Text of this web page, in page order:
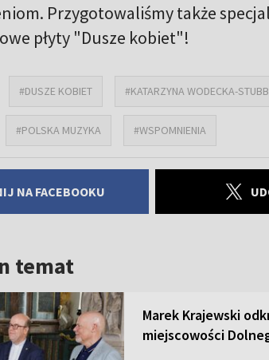
Przygotowaliśmy także
płyty "Dusze kobiet"!
#DUSZE KOBIET #KATARZYNA WODECKA-
#POLSKA MUZYKA #WSPOMNIENIA
NA FACEBOOKU
temat
Marek Krajewski
miejscowości